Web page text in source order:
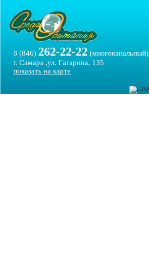
8 (846) 262-22-22 (многоканальный)
г. Самара ,ул. Гагарина, 135
показать на карте